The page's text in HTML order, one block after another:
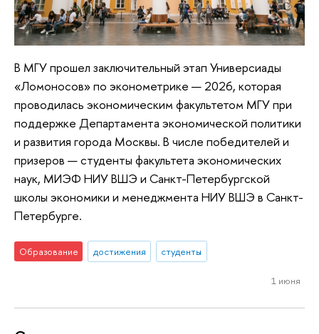
В МГУ прошел заключительный этап Универсиады
«Ломоносов» по эконометрике — 2026, которая
проводилась экономическим факультетом МГУ при
поддержке Департамента экономической политики
и развития города Москвы. В числе победителей и
призеров — студенты факультета экономических
наук, МИЭФ НИУ ВШЭ и Санкт-Петербургской
школы экономики и менеджмента НИУ ВШЭ в Санкт-
Петербурге.
Образование достижения студенты
1 июня